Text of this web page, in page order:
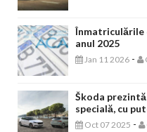
Înmatriculările
anul 2025
Jan 11 2026 -
Škoda
specială, cu
Oct 07 2025 -